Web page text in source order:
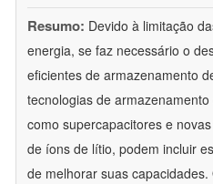
Resumo: Devido à limitação
energia, se faz necessário o
eficientes de armazenamento
tecnologias de
como supercapacitores e
de íons de lítio, podem incluir
de melhorar suas